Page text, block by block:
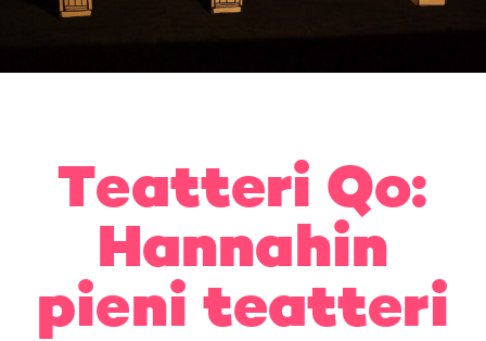
Teatteri Qo:
Hannahin
pieni teatteri